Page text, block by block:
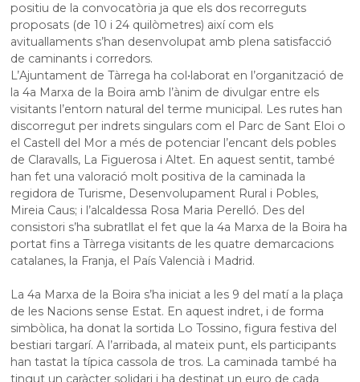
positiu de la convocatòria ja que els dos recorreguts
proposats (de 10 i 24 quilòmetres) així com els
avituallaments s’han desenvolupat amb plena satisfacció
de caminants i corredors.
L’Ajuntament de Tàrrega ha col•laborat en l’organització de
la 4a Marxa de la Boira amb l’ànim de divulgar entre els
visitants l’entorn natural del terme municipal. Les rutes han
discorregut per indrets singulars com el Parc de Sant Eloi o
el Castell del Mor a més de potenciar l’encant dels pobles
de Claravalls, La Figuerosa i Altet. En aquest sentit, també
han fet una valoració molt positiva de la caminada la
regidora de Turisme, Desenvolupament Rural i Pobles,
Mireia Caus; i l’alcaldessa Rosa Maria Perelló. Des del
consistori s’ha subratllat el fet que la 4a Marxa de la Boira ha
portat fins a Tàrrega visitants de les quatre demarcacions
catalanes, la Franja, el País Valencià i Madrid.
La 4a Marxa de la Boira s’ha iniciat a les 9 del matí a la plaça
de les Nacions sense Estat. En aquest indret, i de forma
simbòlica, ha donat la sortida Lo Tossino, figura festiva del
bestiari targarí. A l’arribada, al mateix punt, els participants
han tastat la típica cassola de tros. La caminada també ha
tingut un caràcter solidari i ha destinat un euro de cada